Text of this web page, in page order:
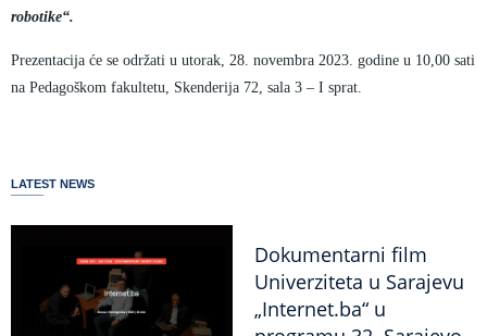
robotike“.
Prezentacija će se održati u utorak, 28. novembra 2023. godine u 10,00 sati
na Pedagoškom fakultetu, Skenderija 72, sala 3 – I sprat.
LATEST NEWS
Dokumentarni film
Univerziteta u Sarajevu
„Internet.ba“ u